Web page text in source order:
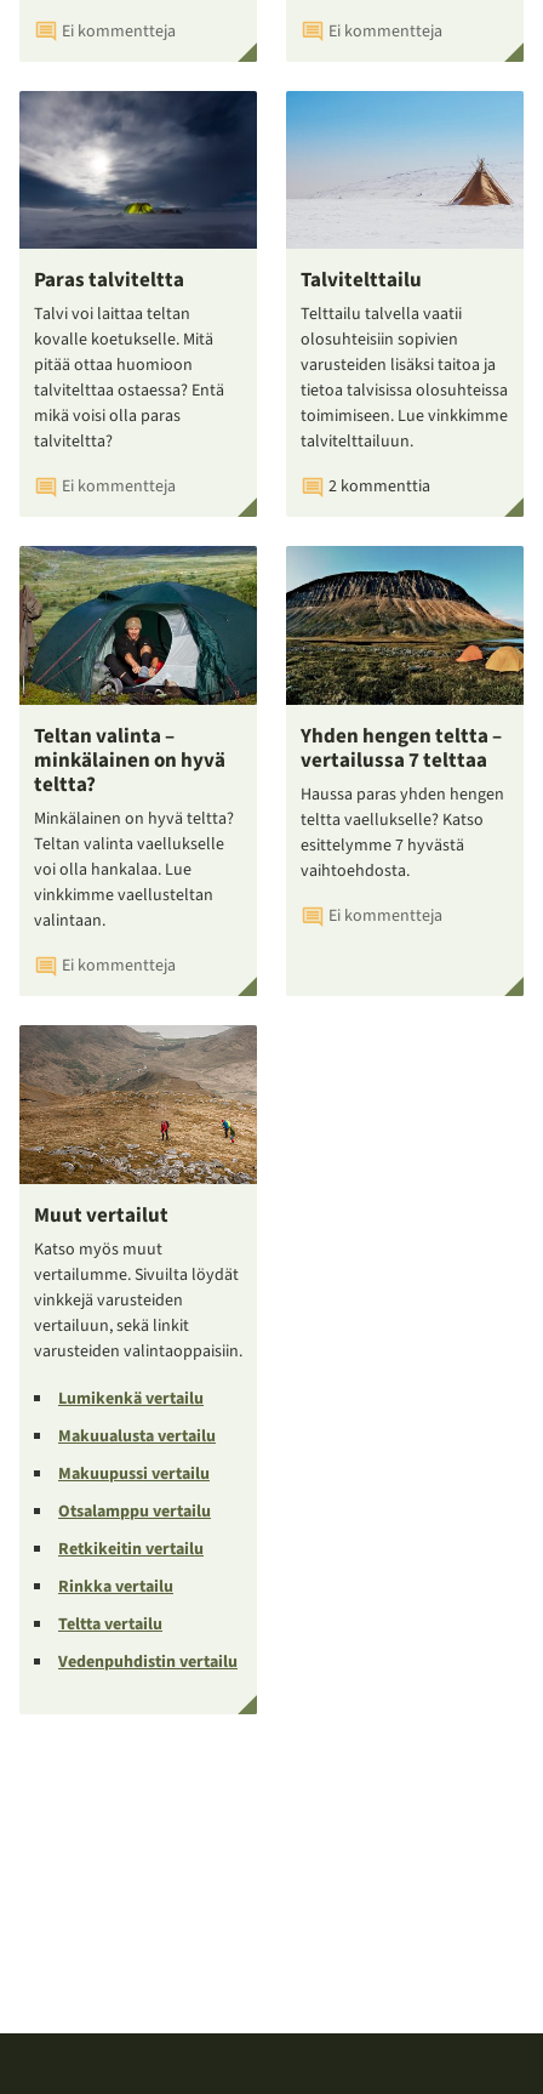
Ei kommentteja
Ei kommentteja
Paras talviteltta
Talvi voi laittaa teltan
kovalle koetukselle. Mitä
pitää ottaa huomioon
talvitelttaa ostaessa? Entä
mikä voisi olla paras
talviteltta?
Ei kommentteja
Talvitelttailu
Telttailu talvella vaatii
olosuhteisiin sopivien
varusteiden lisäksi taitoa ja
tietoa talvisissa olosuhteissa
toimimiseen. Lue vinkkimme
talvitelttailuun.
2 kommenttia
Teltan valinta –
minkälainen on hyvä
teltta?
Minkälainen on hyvä teltta?
Teltan valinta vaellukselle
voi olla hankalaa. Lue
vinkkimme vaellusteltan
valintaan.
Ei kommentteja
Yhden hengen teltta –
vertailussa 7 telttaa
Haussa paras yhden hengen
teltta vaellukselle? Katso
esittelymme 7 hyvästä
vaihtoehdosta.
Ei kommentteja
Muut vertailut
Katso myös muut
vertailumme. Sivuilta löydät
vinkkejä varusteiden
vertailuun, sekä linkit
varusteiden valintaoppaisiin.
Lumikenkä vertailu
Makuualusta vertailu
Makuupussi vertailu
Otsalamppu vertailu
Retkikeitin vertailu
Rinkka vertailu
Teltta vertailu
Vedenpuhdistin vertailu